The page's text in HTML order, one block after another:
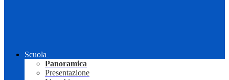
Scuola
Panoramica
Presentazione